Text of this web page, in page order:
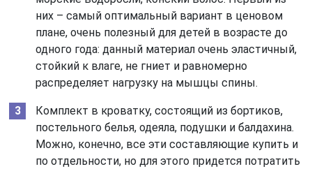
них – самый оптимальный вариант в ценовом
плане, очень полезный для детей в возрасте до
одного года: данный материал очень эластичный,
стойкий к влаге, не гниет и равномерно
распределяет нагрузку на мышцы спины.
Комплект в кроватку, состоящий из бортиков,
постельного белья, одеяла, подушки и балдахина.
Можно, конечно, все эти составляющие купить и
по отдельности, но для этого придется потратить